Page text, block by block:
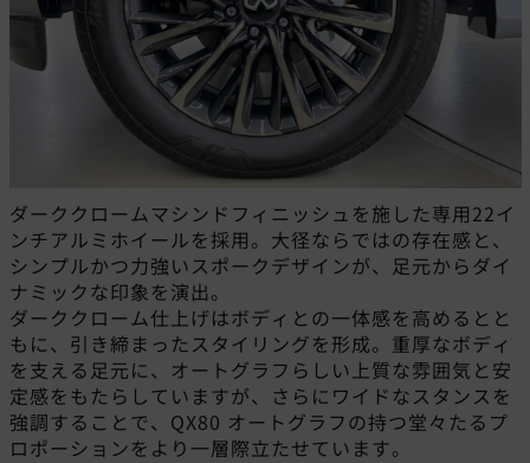
ダーククロームマシンドフィニッシュを施した専用22イ
ンチアルミホイールを採用。大径ならではの存在感と、
シンプルかつ力強いスポークデザインが、足元からダイ
ナミックな印象を演出。
ダーククローム仕上げはボディとの一体感を高めるとと
もに、引き締まったスタイリングを形成。重厚なボディ
を支える足元に、オートグラフらしい上質な雰囲気と安
定感をもたらしていますが、さらにワイドなスタンスを
強調することで、QX80 オートグラフの持つ堂々たるプ
ロポーションをより一層際立たせています。